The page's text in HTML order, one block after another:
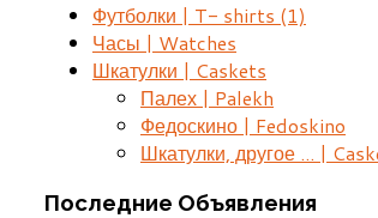
Футболки | T- shirts (1)
Часы | Watches
Шкатулки | Caskets
Палех | Palekh
Федоскино | Fedoskino
Шкатулки, другое ... |
Последние Объявления